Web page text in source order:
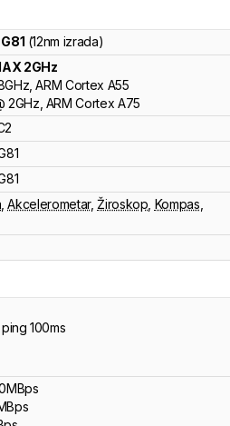
(12nm izrada)
2GHz
GHz,ARM Cortex A55
2GHz, ARM Cortex A75
,Akcelerometar,Žiroskop Kompas
, ping 100ms
MBps